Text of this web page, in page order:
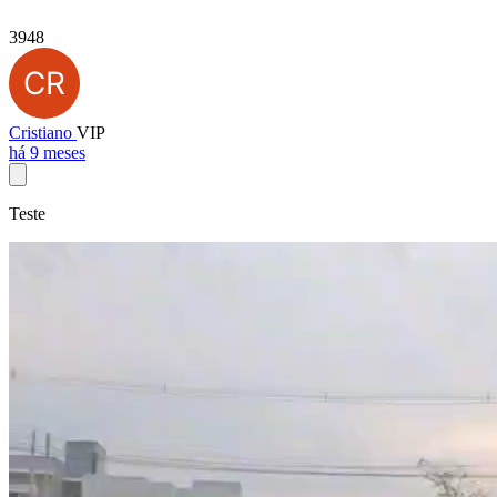
3948
Cristiano VIP
há 9 meses
Teste